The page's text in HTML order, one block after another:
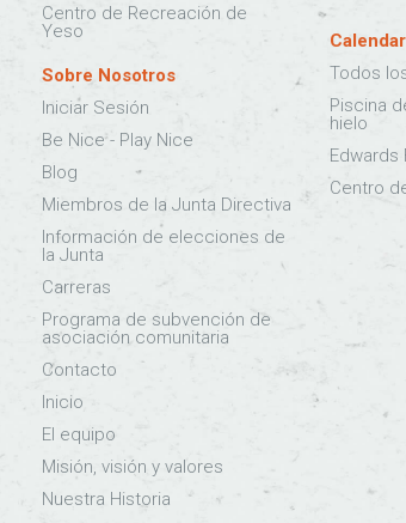
Centro de Recreación de
Yeso
Sobre Nosotros
Iniciar Sesión
Be Nice - Play Nice
Blog
Miembros de la Junta Directiva
Información de elecciones de
la Junta
Carreras
Programa de subvención de
asociación comunitaria
Contacto
Inicio
El equipo
Misión, visión y valores
Nuestra Historia
Todos
Piscina
hielo
Edwards
Centro